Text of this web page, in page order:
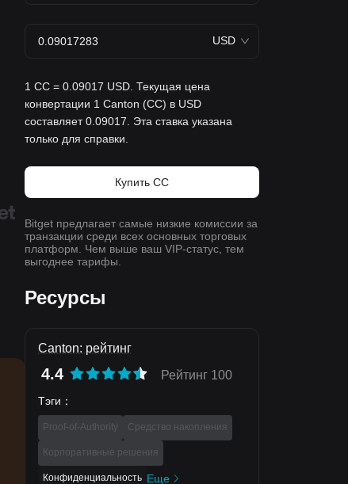
USD
1 CC = 0.09017 USD. Текущая цена
конвертации 1 Canton (CC) в USD
составляет 0.09017. Эта ставка указана
только для справки.
Купить CC
Bitget предлагает самые низкие комиссии за
транзакции среди всех основных торговых
платформ. Чем выше ваш VIP-статус, тем
выгоднее тарифы.
Ресурсы
Canton: рейтинг
4.4 Рейтинг 100
Тэги ：
Proof-of-Authority Средство накопления
Корпоративные решения
Конфиденциальность Еще